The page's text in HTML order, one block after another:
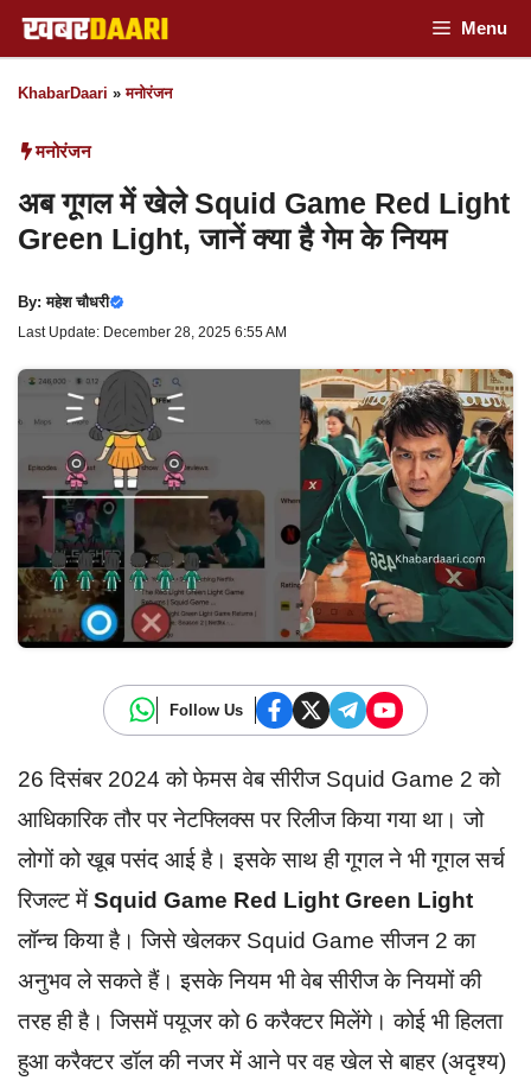
Skip
to
content
Menu
KhabarDaari »मनोरंजन
मनोरंजन
अब गूगल में खेले Squid Game Red Light
Green Light, जानें क्या है गेम के नियम
By:महेश चौधरी
Last Update: December 28, 2025 6:55 AM
Follow Us
26 दिसंबर 2024 को फेमस वेब सीरीज Squid Game 2 को
आधिकारिक तौर पर नेटफ्लिक्स पर रिलीज किया गया था। जो
लोगों को खूब पसंद आई है। इसके साथ ही गूगल ने भी गूगल सर्च
रिजल्ट में Squid Game Red Light Green Light
लॉन्च किया है। जिसे खेलकर Squid Game सीजन 2 का
अनुभव ले सकते हैं। इसके नियम भी वेब सीरीज के नियमों की
तरह ही है। जिसमें पयूजर को 6 करैक्टर मिलेंगे। कोई भी हिलता
हुआ करैक्टर डॉल की नजर में आने पर वह खेल से बाहर (अदृश्य)